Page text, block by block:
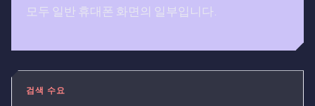
모두 일반 휴대폰 화면의 일부입니다.
검색 수요